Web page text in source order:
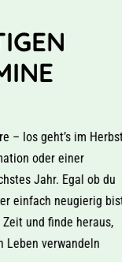
im Herbst
einer
Egal ob du
neugierig bist
heraus,